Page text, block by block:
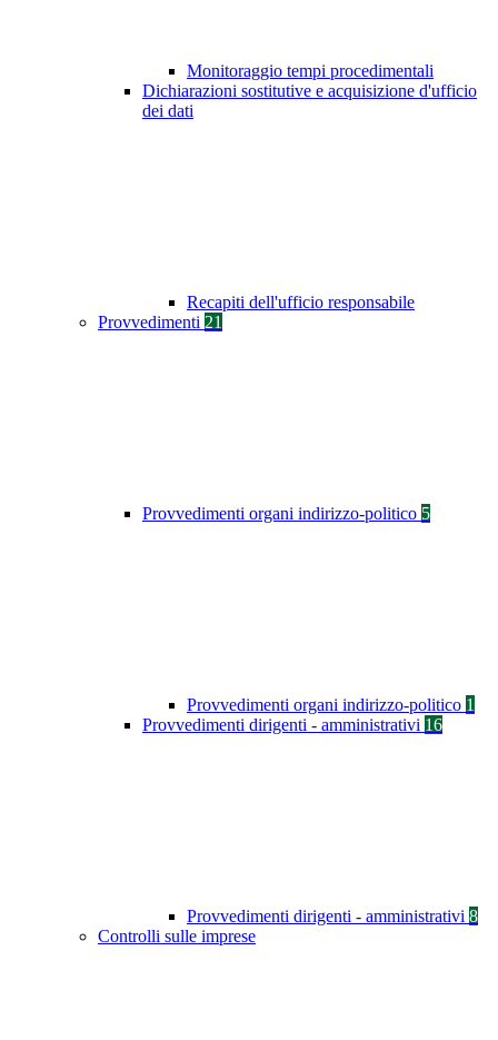
Monitoraggio tempi procedimentali
Dichiarazioni sostitutive e acquisizione d'ufficio
dei dati
Recapiti dell'ufficio responsabile
Provvedimenti 21
Provvedimenti organi indirizzo-politico 5
Provvedimenti organi indirizzo-politico 1
Provvedimenti dirigenti - amministrativi 16
Provvedimenti dirigenti - amministrativi 8
Controlli sulle imprese